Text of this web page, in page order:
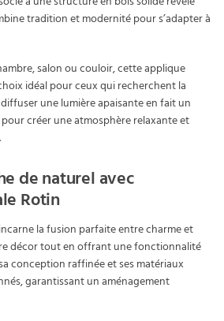
tradition et modernité pour s’adapter à
salon ou couloir, cette applique
idéal pour ceux qui recherchent la
une lumière apaisante en fait un
créer une atmosphère relaxante et
de naturel avec
Rotin
la fusion parfaite entre charme et
décor tout en offrant une fonctionnalité
conception raffinée et ses matériaux
garantissant un aménagement